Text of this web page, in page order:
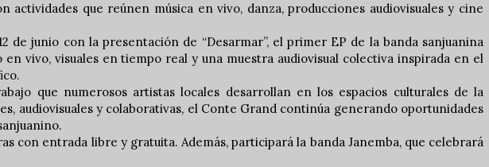
actividades que reúnen música en vivo, danza, producciones audiovisuales y cine
de junio con la presentación de “Desarmar”, el primer EP de la banda sanjuanina
vivo, visuales en tiempo real y una muestra audiovisual colectiva inspirada en el
que numerosos artistas locales desarrollan en los espacios culturales de la
audiovisuales y colaborativas, el Conte Grand continúa generando oportunidades
con entrada libre y gratuita. Además, participará la banda Janemba, que celebrará